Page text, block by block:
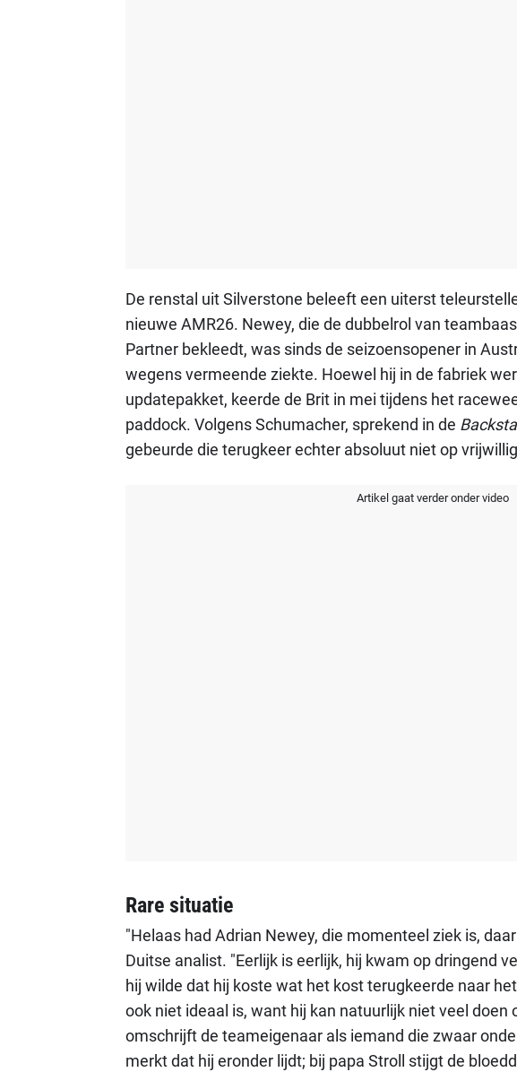
De renstal uit Silverstone beleeft een uiterst
nieuwe AMR26. Newey, die de dubbelrol van
Partner bekleedt, was sinds de seizoensopener in
wegens vermeende ziekte. Hoewel hij in de fabriek
updatepakket, keerde de Brit in mei tijdens het
paddock. Volgens Schumacher, sprekend in de
gebeurde die terugkeer echter absoluut niet op
Artikel gaat verder onder video
Rare situatie
"Helaas had Adrian Newey, die momenteel ziek is,
Duitse analist. "Eerlijk is eerlijk, hij kwam op dringend
hij wilde dat hij koste wat het kost terugkeerde naar
ook niet ideaal is, want hij kan natuurlijk niet veel doen
omschrijft de teameigenaar als iemand die zwaar
merkt dat hij eronder lijdt; bij papa Stroll stijgt de